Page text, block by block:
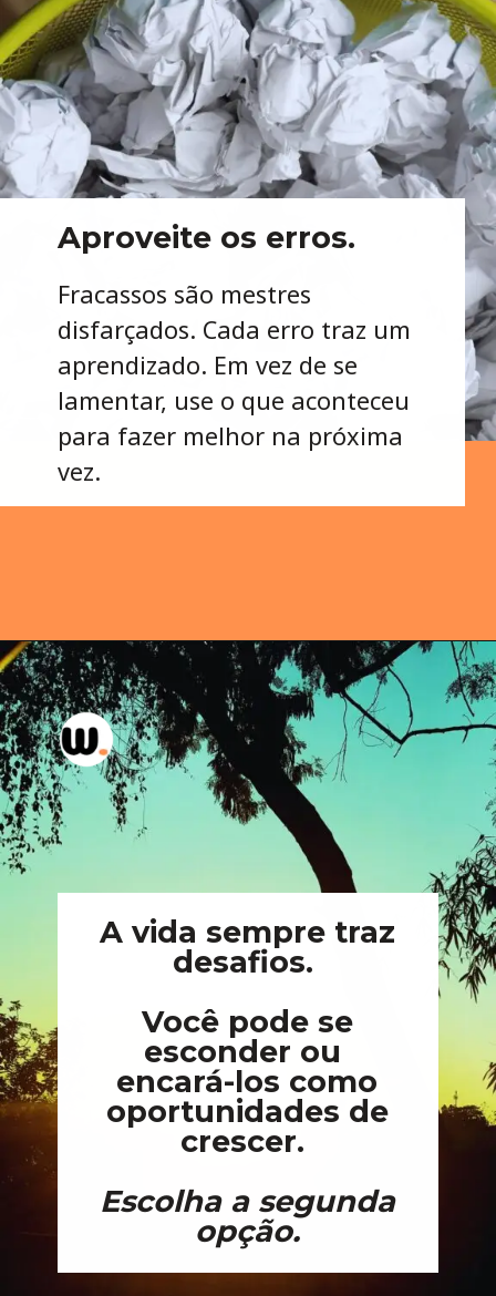
Aproveite os erros.
Fracassos são mestres
disfarçados. Cada erro traz um
aprendizado. Em vez de se
lamentar, use o que aconteceu
para fazer melhor na próxima
vez.
Opening https://wellas.com.br/7-licoes-que-aprendemos-com-grandes-historias-de-superacao/
A vida sempre traz
desafios.
Você pode se
esconder ou
encará-los como
oportunidades de
crescer.
Escolha a segunda
opção.